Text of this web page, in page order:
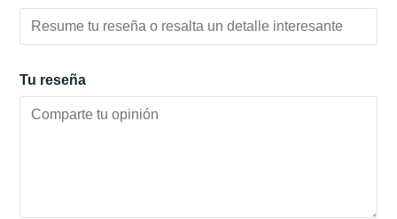
Tu reseña